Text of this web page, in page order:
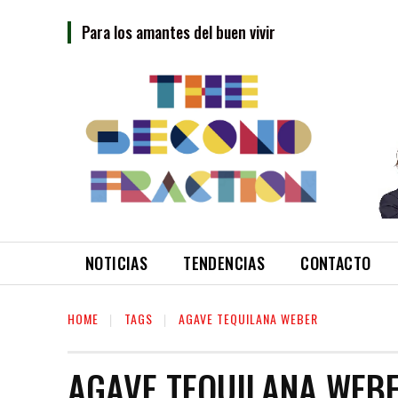
Para los amantes del buen vivir
NOTICIAS TENDENCIAS CONTACTO
HOME TAGS AGAVE TEQUILANA WEBER